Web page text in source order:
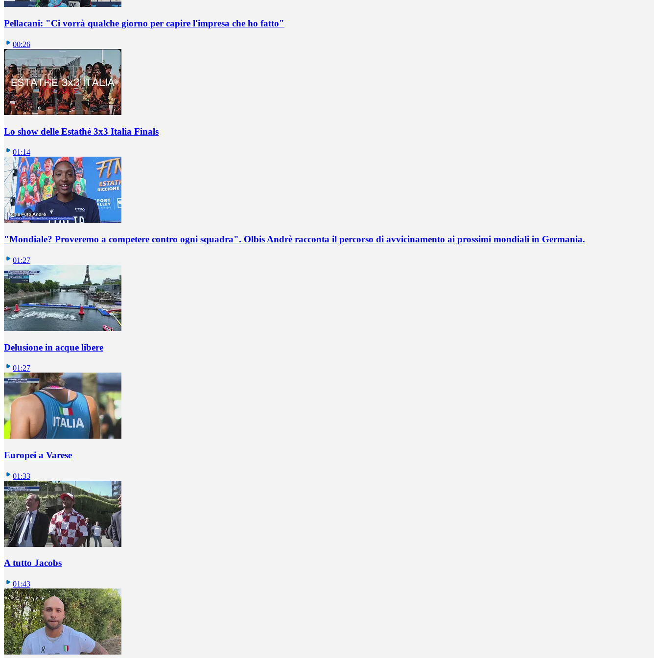
Pellacani: "Ci vorrà qualche giorno per capire l'impresa che ho fatto"
00:26
Lo show delle Estathé 3x3 Italia Finals
01:14
"Mondiale? Proveremo a competere contro ogni squadra". Olbis Andrè racconta il percorso di avvicinamento ai prossimi mondiali in Germania.
01:27
Delusione in acque libere
01:27
Europei a Varese
01:33
A tutto Jacobs
01:43